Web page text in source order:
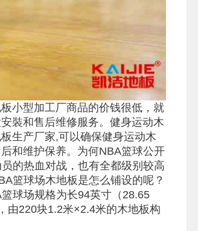
小型加工厂商品的价钱很低，就
裝和售后维修服务。健身运动木
生产厂家,可以确保健身运动木
和维护保养。为何NBA篮球公开
的热血对战，也有全都级别较高
篮球场木地板是怎么铺设的呢？
球场规格为长94英寸（28.65
由220块1.2米×2.4米的木地板构